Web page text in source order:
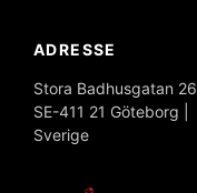
ADRESSE
Stora Badhusgatan 26
SE-411 21 Göteborg |
Sverige